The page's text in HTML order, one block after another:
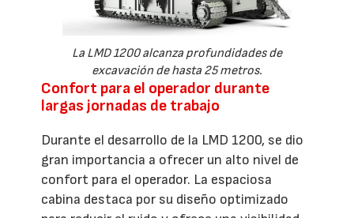
La LMD 1200 alcanza profundidades de
excavación de hasta 25 metros.
Confort para el operador durante
largas jornadas de trabajo
Durante el desarrollo de la LMD 1200, se dio
gran importancia a ofrecer un alto nivel de
confort para el operador. La espaciosa
cabina destaca por su diseño optimizado